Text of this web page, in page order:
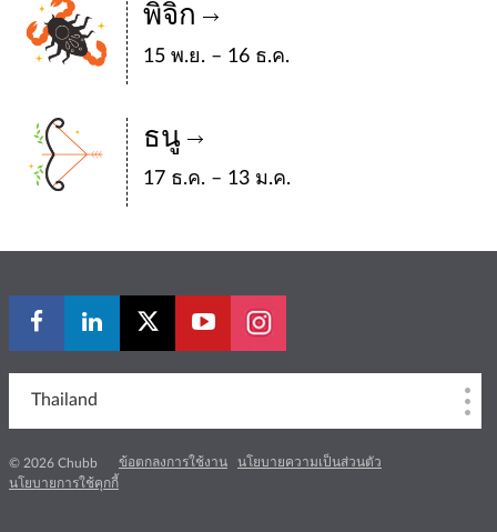
พิจิก
15 พ.ย. – 16 ธ.ค.
ธนู
17 ธ.ค. – 13 ม.ค.
Thailand
© 2026 Chubb ข้อตกลงการใช้งาน
นโยบายความเป็นส่วนตัว
นโยบายการใช้คุกกี้